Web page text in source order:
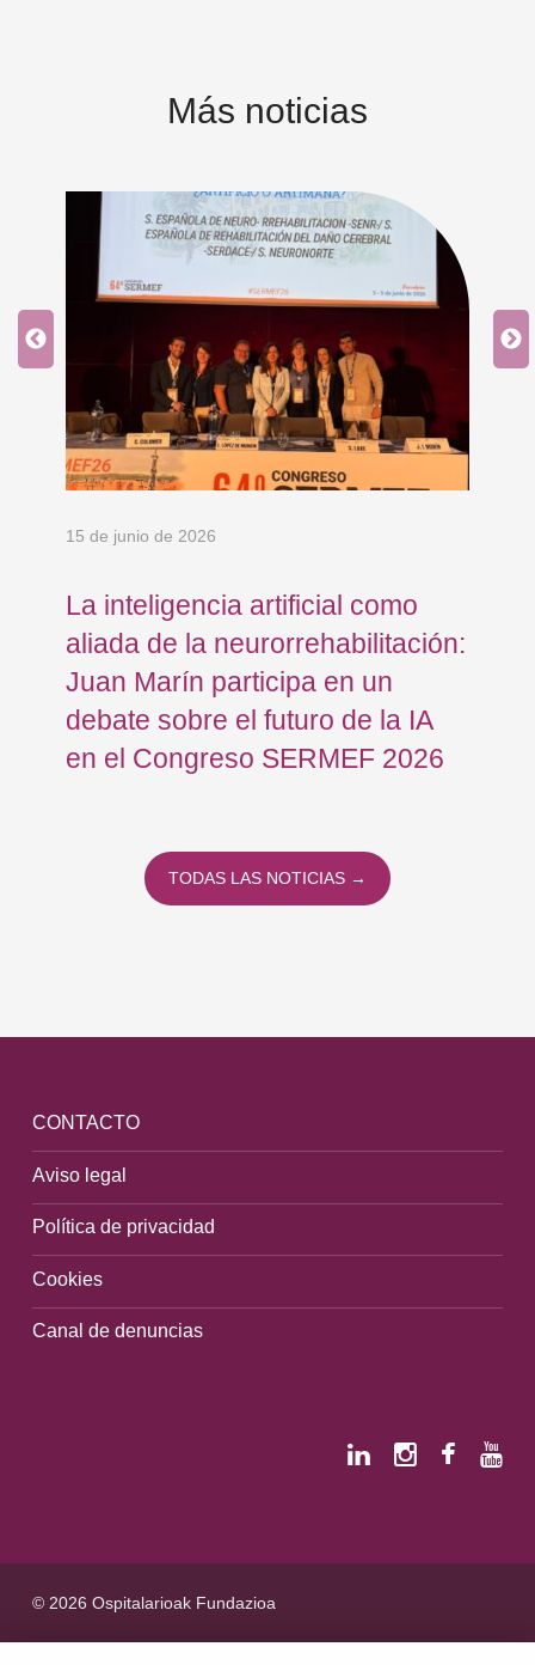
Más noticias
15 de junio de 2026
La inteligencia artificial como
aliada de la neurorrehabilitación:
Juan Marín participa en un
debate sobre el futuro de la IA
en el Congreso SERMEF 2026
TODAS LAS NOTICIAS →
CONTACTO
Aviso legal
Política de privacidad
Cookies
Canal de denuncias
© 2026 Ospitalarioak Fundazioa